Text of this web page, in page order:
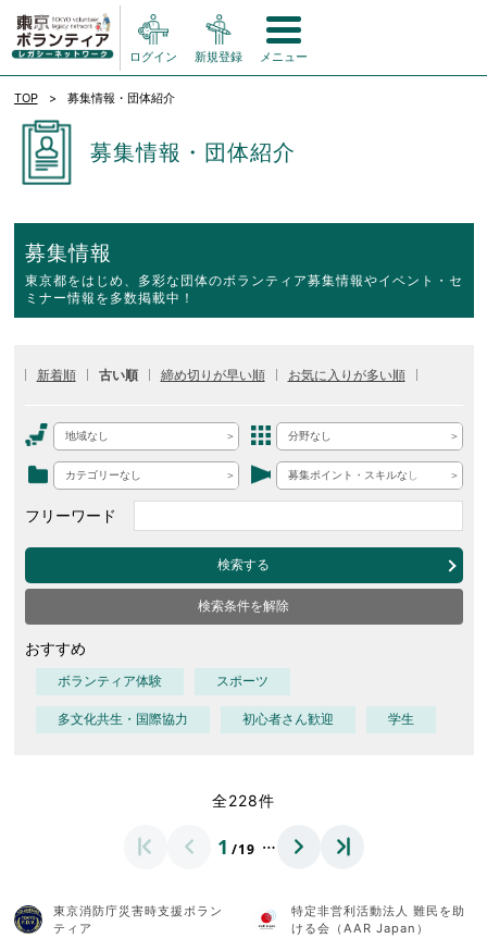
ログイン 新規登録 メニュー
TOP 募集情報・団体紹介
募集情報・団体紹介
募集情報
東京都をはじめ、多彩な団体のボランティア募集情報やイベント・セ
ミナー情報を多数掲載中！
新着順 古い順 締め切りが早い順 お気に入りが多い順
地域なし 分野なし
カテゴリーなし 募集ポイント・スキルなし
フリーワード
検索する
検索条件を解除
おすすめ
ボランティア体験 スポーツ
多文化共生・国際協力 初心者さん歓迎 学生
全228件
1 /19 …
東京消防庁災害時支援ボラン
ティア
特定非営利活動法人 難民を助
ける会（AAR Japan）